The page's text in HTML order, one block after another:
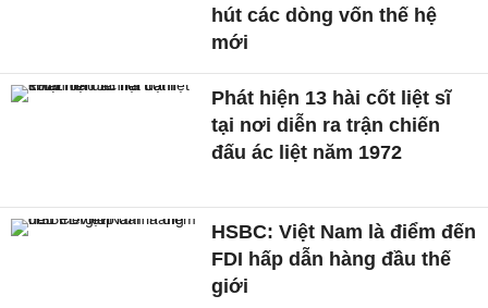
hút các dòng vốn thế hệ
mới
Phát hiện 13 hài cốt liệt sĩ
tại nơi diễn ra trận chiến
đấu ác liệt năm 1972
HSBC: Việt Nam là điểm đến
FDI hấp dẫn hàng đầu thế
giới